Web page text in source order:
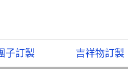
子訂製 吉祥物訂製